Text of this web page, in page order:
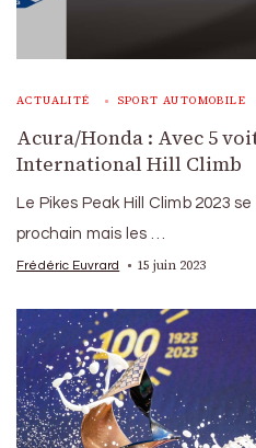
ACTUALITÉ SPORT AUTOMOBILE
Acura/Honda : Avec 5
International Hill Climb
Le Pikes Peak Hill Climb 2023
prochain mais les …
Frédéric Euvrard 15 juin 2023